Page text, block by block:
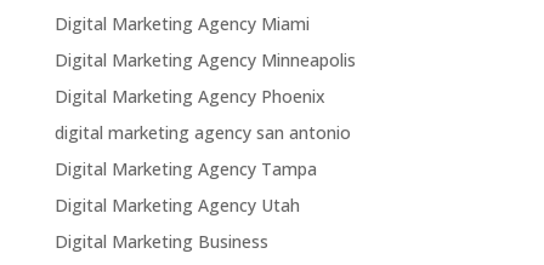
Digital Marketing Agency Miami
Digital Marketing Agency Minneapolis
Digital Marketing Agency Phoenix
digital marketing agency san antonio
Digital Marketing Agency Tampa
Digital Marketing Agency Utah
Digital Marketing Business